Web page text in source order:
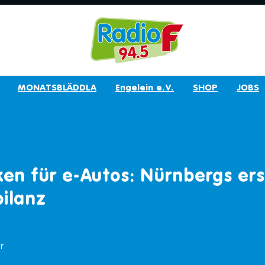
MONATSBLÄDDLA Engelein e.V. SHOP JOBS
für e-Autos: Nürnbergs